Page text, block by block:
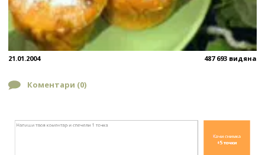
21.01.2004 487 693 видяна
Коментари (0)